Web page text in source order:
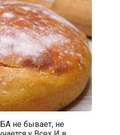
не бывает, не